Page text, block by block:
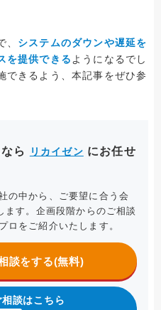
システムのダウンや遅延を
を提供できるようになるでし
できるよう、本記事をぜひ参
ら リカイゼン にお任せ
の中から、ご要望に合う会
す。企画段階からのご相談
ロをご紹介いたします。
談をする(無料)
談はこちら